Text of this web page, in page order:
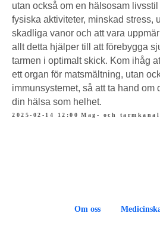
utan också om en hälsosam
fysiska aktiviteter, minskad stress,
skadliga vanor och att vara
allt detta hjälper till att förebygga
tarmen i optimalt skick. Kom ihåg
ett organ för matsmältning, utan
immunsystemet, så att ta hand om
din hälsa som helhet.
2025-02-14 12:00 Mag- och tarmkanal
Om oss